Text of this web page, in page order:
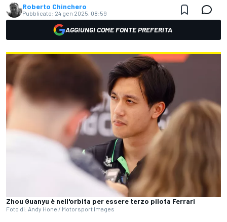
Roberto Chinchero
Pubblicato: 24 gen 2025, 08:59
AGGIUNGI COME FONTE PREFERITA
Zhou Guanyu è nell'orbita per essere terzo pilota Ferrari
Foto di: Andy Hone / Motorsport Images